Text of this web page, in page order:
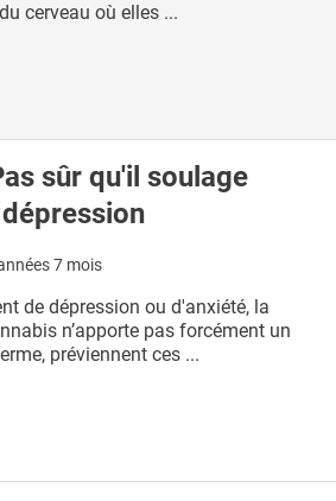
cerveau où elles ...
sûr qu'il soulage
7 mois
de dépression ou d'anxiété, la
n’apporte pas forcément un
préviennent ces ...